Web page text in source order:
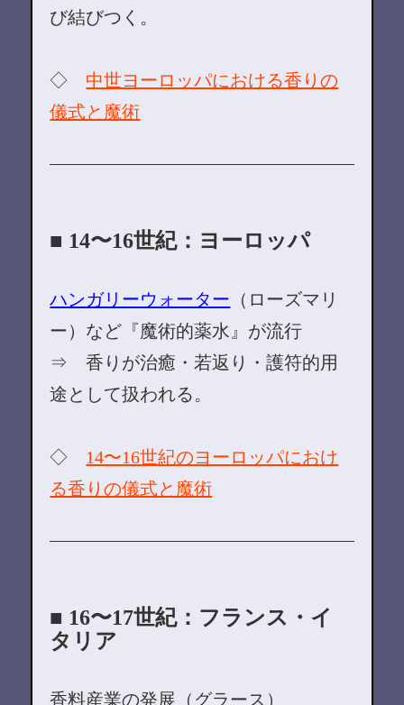
び結びつく。
◇ 中世ヨーロッパにおける香りの
儀式と魔術
■ 14〜16世紀：ヨーロッパ
ハンガリーウォーター （ローズマリ
ー）など『魔術的薬水』が流行
⇒ 香りが治癒・若返り・護符的用
途として扱われる。
◇ 14〜16世紀のヨーロッパにおけ
る香りの儀式と魔術
■ 16〜17世紀：フランス・イ
タリア
香料産業の発展（グラース）